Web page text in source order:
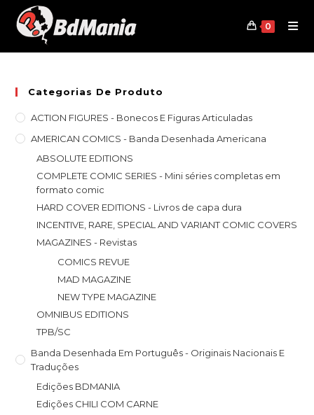
content
0
Categorias De Produto
ACTION FIGURES - Bonecos E Figuras Articuladas
AMERICAN COMICS - Banda Desenhada Americana
ABSOLUTE EDITIONS
COMPLETE COMIC SERIES - Mini séries completas em
formato comic
HARD COVER EDITIONS - Livros de capa dura
INCENTIVE, RARE, SPECIAL AND VARIANT COMIC COVERS
MAGAZINES - Revistas
COMICS REVUE
MAD MAGAZINE
NEW TYPE MAGAZINE
OMNIBUS EDITIONS
TPB/SC
Banda Desenhada Em Português - Originais Nacionais E
Traduções
Edições BDMANIA
Edições CHILI COM CARNE